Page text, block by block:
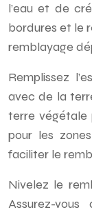
l’eau et de
bordures et le
remblayage
Remplissez
avec de la
terre végétale
pour les
faciliter le
Nivelez le
Assurez-